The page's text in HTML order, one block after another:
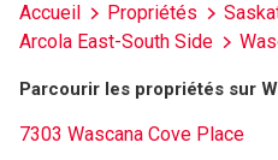
Accueil Propriétés
Arcola East-South Side
Parcourir les propriétés sur
7303 Wascana Cove Place